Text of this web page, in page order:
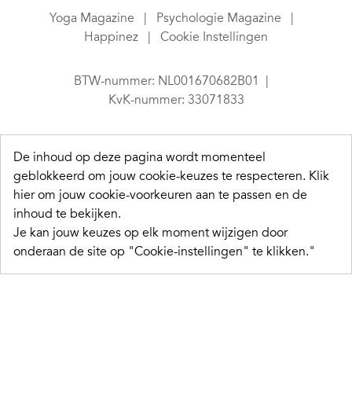
Yoga Magazine
Psychologie Magazine
Happinez
Cookie Instellingen
BTW-nummer: NL001670682B01
KvK-nummer: 33071833
De inhoud op deze pagina wordt momenteel
geblokkeerd om jouw cookie-keuzes te respecteren. Klik
hier om jouw cookie-voorkeuren aan te passen en de
inhoud te bekijken.
Je kan jouw keuzes op elk moment wijzigen door
onderaan de site op "Cookie-instellingen" te klikken."